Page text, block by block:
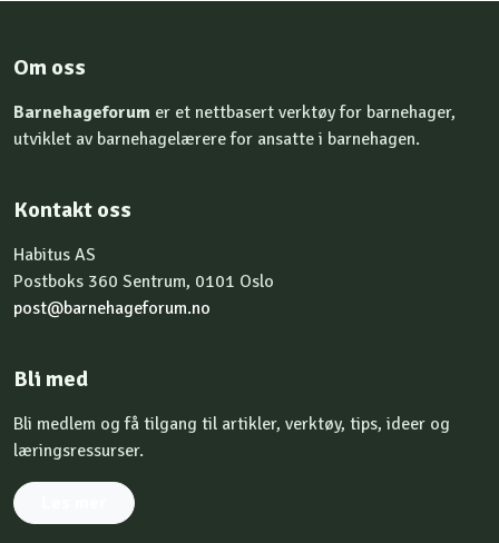
Om oss
Barnehageforum er et nettbasert verktøy for barnehager,
utviklet av barnehagelærere for ansatte i barnehagen.
Kontakt oss
Habitus AS
Postboks 360 Sentrum, 0101 Oslo
post@barnehageforum.no
Bli med
Bli medlem og få tilgang til artikler, verktøy, tips, ideer og
læringsressurser.